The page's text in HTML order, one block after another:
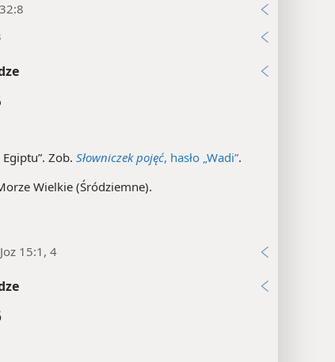
Egiptu”. Zob.Słowniczek pojęć, hasło „Wadi”.
Wielkie (Śródziemne).
15:1, 4